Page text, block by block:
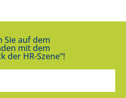
Sie auf dem
mit dem
der HR-Szene“!